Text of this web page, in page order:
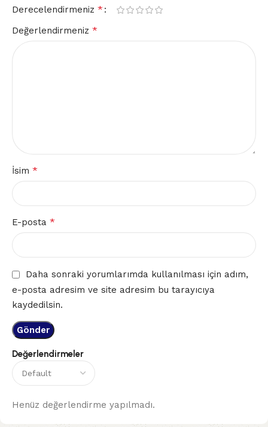
Değerlendirmeler
Henüz değerlendirme yapılmadı.
Derecelendirmeniz *
Değerlendirmeniz *
İsim *
E-posta *
Daha sonraki yorumlarımda kullanılması için adım,
e-posta adresim ve site adresim bu tarayıcıya
kaydedilsin.